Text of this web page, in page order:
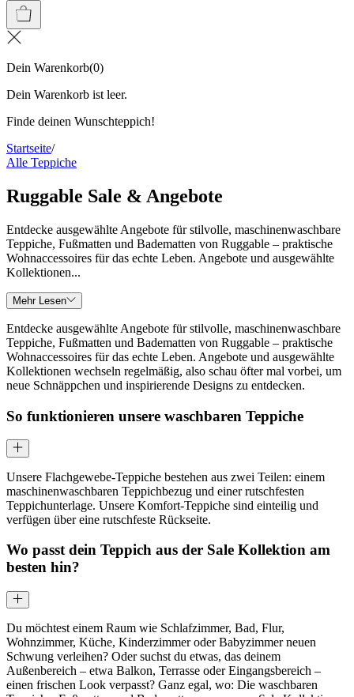
Dein Warenkorb(0)
Dein Warenkorb ist leer.
Finde deinen Wunschteppich!
Startseite/
Alle Teppiche
Ruggable Sale & Angebote
Entdecke ausgewählte Angebote für stilvolle, maschinenwaschbare
Teppiche, Fußmatten und Badematten von Ruggable – praktische
Wohnaccessoires für das echte Leben. Angebote und ausgewählte
Kollektionen...
Mehr Lesen
Entdecke ausgewählte Angebote für stilvolle, maschinenwaschbare
Teppiche, Fußmatten und Badematten von Ruggable – praktische
Wohnaccessoires für das echte Leben. Angebote und ausgewählte
Kollektionen wechseln regelmäßig, also schau öfter mal vorbei, um
neue Schnäppchen und inspirierende Designs zu entdecken.
So funktionieren unsere waschbaren Teppiche
Unsere Flachgewebe-Teppiche bestehen aus zwei Teilen: einem
maschinenwaschbaren Teppichbezug und einer rutschfesten
Teppichunterlage. Unsere Komfort-Teppiche sind einteilig und
verfügen über eine rutschfeste Rückseite.
Wo passt dein Teppich aus der Sale Kollektion am
besten hin?
Du möchtest einem Raum wie Schlafzimmer, Bad, Flur,
Wohnzimmer, Küche, Kinderzimmer oder Babyzimmer neuen
Schwung verleihen? Oder suchst du etwas, das deinem
Außenbereich – etwa Balkon, Terrasse oder Eingangsbereich –
einen frischen Look verpasst? Ganz egal, wo: Die waschbaren